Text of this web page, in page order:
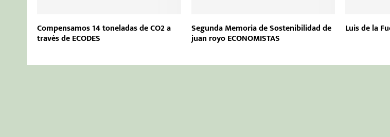
Compensamos 14 toneladas de CO2 a
través de ECODES
Segunda Memoria de Sostenibilidad de
juan royo ECONOMISTAS
Luis de la